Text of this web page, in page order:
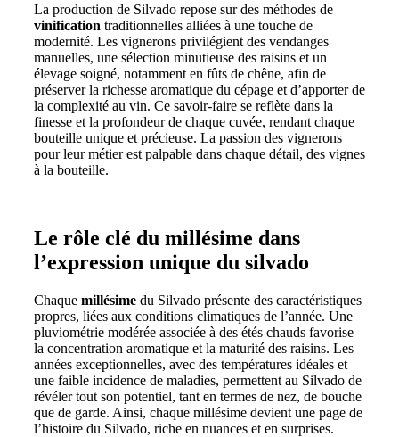
La production de Silvado repose sur des méthodes de
vinification traditionnelles alliées à une touche de
modernité. Les vignerons privilégient des vendanges
manuelles, une sélection minutieuse des raisins et un
élevage soigné, notamment en fûts de chêne, afin de
préserver la richesse aromatique du cépage et d’apporter de
la complexité au vin. Ce savoir-faire se reflète dans la
finesse et la profondeur de chaque cuvée, rendant chaque
bouteille unique et précieuse. La passion des vignerons
pour leur métier est palpable dans chaque détail, des vignes
à la bouteille.
Le rôle clé du millésime dans
l’expression unique du silvado
Chaque millésime du Silvado présente des caractéristiques
propres, liées aux conditions climatiques de l’année. Une
pluviométrie modérée associée à des étés chauds favorise
la concentration aromatique et la maturité des raisins. Les
années exceptionnelles, avec des températures idéales et
une faible incidence de maladies, permettent au Silvado de
révéler tout son potentiel, tant en termes de nez, de bouche
que de garde. Ainsi, chaque millésime devient une page de
l’histoire du Silvado, riche en nuances et en surprises.